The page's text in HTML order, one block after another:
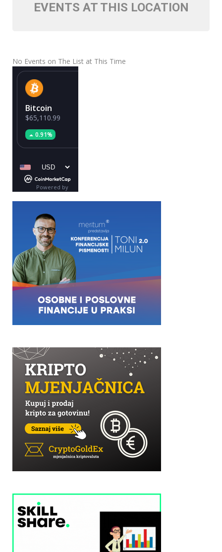
EVENTS AT THIS LOCATION
No Events on The List at This Time
Bitcoin
$65,110.99
0.91%
Powered by